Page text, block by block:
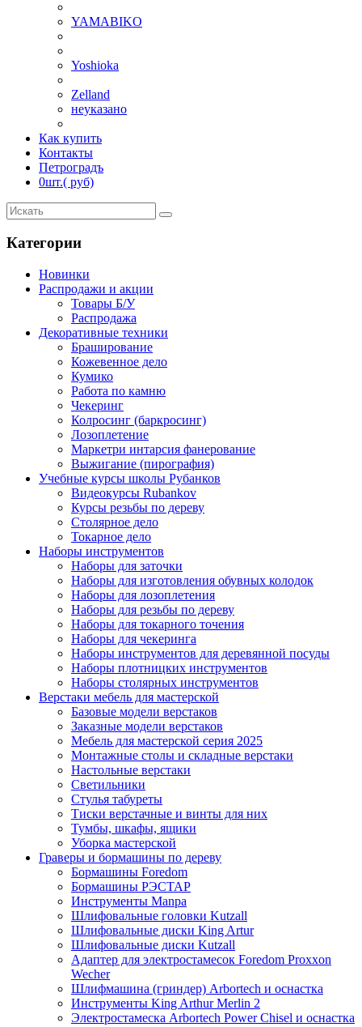
YAMABIKO
Yoshioka
Zelland
неуказано
Как купить
Контакты
Петроградъ
0шт.( руб)
Категории
Новинки
Распродажи и акции
Товары Б/У
Распродажа
Декоративные техники
Браширование
Кожевенное дело
Кумико
Работа по камню
Чекеринг
Колросинг (баркросинг)
Лозоплетение
Маркетри интарсия фанерование
Выжигание (пирография)
Учебные курсы школы Рубанков
Видеокурсы Rubankov
Курсы резьбы по дереву
Столярное дело
Токарное дело
Наборы инструментов
Наборы для заточки
Наборы для изготовления обувных колодок
Наборы для лозоплетения
Наборы для резьбы по дереву
Наборы для токарного точения
Наборы для чекеринга
Наборы инструментов для деревянной посуды
Наборы плотницких инструментов
Наборы столярных инструментов
Верстаки мебель для мастерской
Базовые модели верстаков
Заказные модели верстаков
Мебель для мастерской серия 2025
Монтажные столы и складные верстаки
Настольные верстаки
Светильники
Стулья табуреты
Тиски верстачные и винты для них
Тумбы, шкафы, ящики
Уборка мастерской
Граверы и бормашины по дереву
Бормашины Foredom
Бормашины РЭСТАР
Инструменты Manpa
Шлифовальные головки Kutzall
Шлифовальные диски King Artur
Шлифовальные диски Kutzall
Адаптер для электростамесок Foredom Proxxon
Wecher
Шлифмашина (гриндер) Arbortech и оснастка
Инструменты King Arthur Merlin 2
Электростамеска Arbortech Power Chisel и оснастка